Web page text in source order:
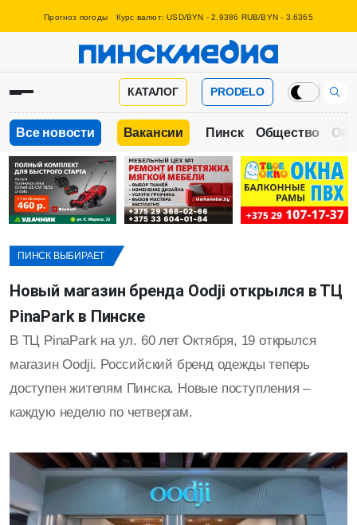
Прогноз погоды Курс валют: USD/BYN - 2.9386 RUB/BYN - 3.6365
КАТАЛОГ PRODELO
Все новости Вакансии Пинск Общество
ПИНСК ВЫБИРАЕТ
Новый магазин бренда Oodji открылся в ТЦ
PinaPark в Пинске
В ТЦ PinaPark на ул. 60 лет Октября, 19 открылся
магазин Oodji. Российский бренд одежды теперь
доступен жителям Пинска. Новые поступления –
каждую неделю по четвергам.